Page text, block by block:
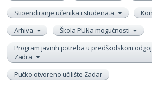
Stipendiranje učenika i studenata
Arhiva
Škola PUNa mogućnosti
Program javnih potreba u predškolskom
Zadra
Pučko otvoreno učilište Zadar